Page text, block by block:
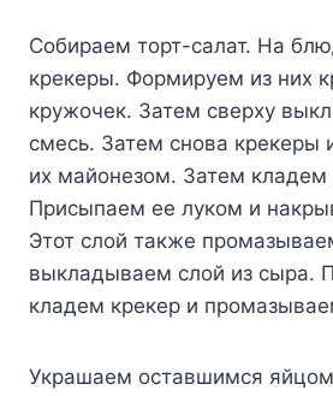
Собираем торт-салат. На
крекеры. Формируем из них
кружочек. Затем сверху
смесь. Затем снова крекеры
их майонезом. Затем кладем
Присыпаем ее луком и
Этот слой также
выкладываем слой из сыра.
кладем крекер и
Украшаем оставшимся